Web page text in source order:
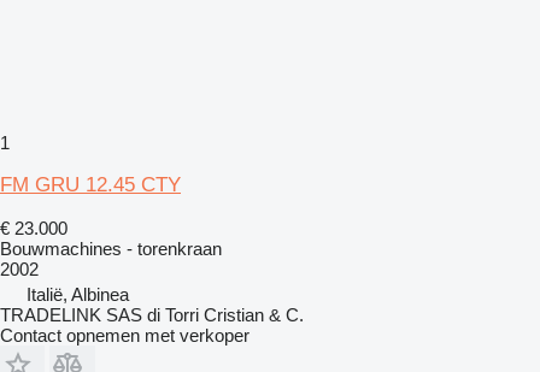
1
FM GRU 12.45 CTY
€ 23.000
Bouwmachines - torenkraan
2002
Italië, Albinea
TRADELINK SAS di Torri Cristian & C.
Contact opnemen met verkoper